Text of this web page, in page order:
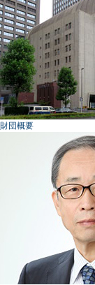
財団概要